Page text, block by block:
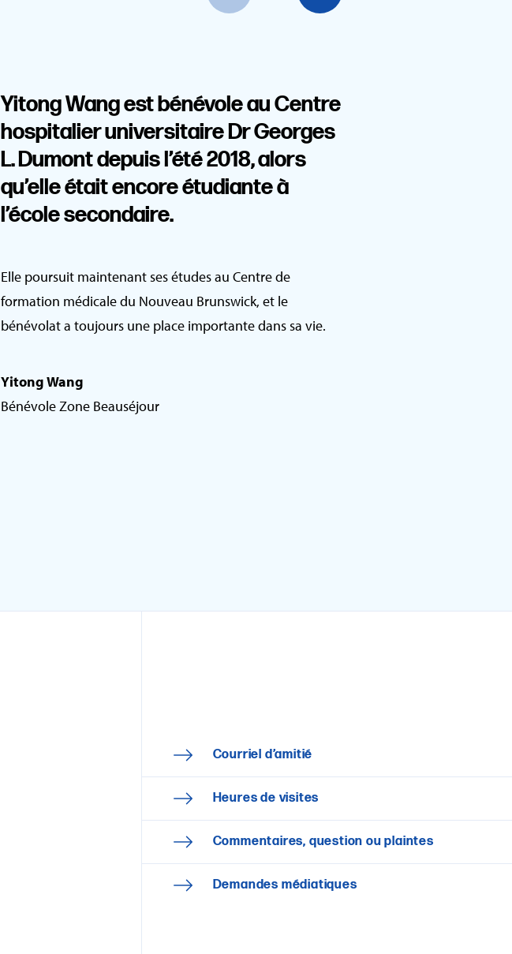
Yitong Wang est bénévole au Centre
hospitalier universitaire Dr Georges
L. Dumont depuis l’été 2018, alors
qu’elle était encore étudiante à
l’école secondaire.
Elle poursuit maintenant ses études au Centre de
formation médicale du Nouveau Brunswick, et le
bénévolat a toujours une place importante dans sa vie.
Yitong Wang
Bénévole Zone Beauséjour
Courriel d’amitié
Heures de visites
Commentaires, question ou plaintes
Demandes médiatiques